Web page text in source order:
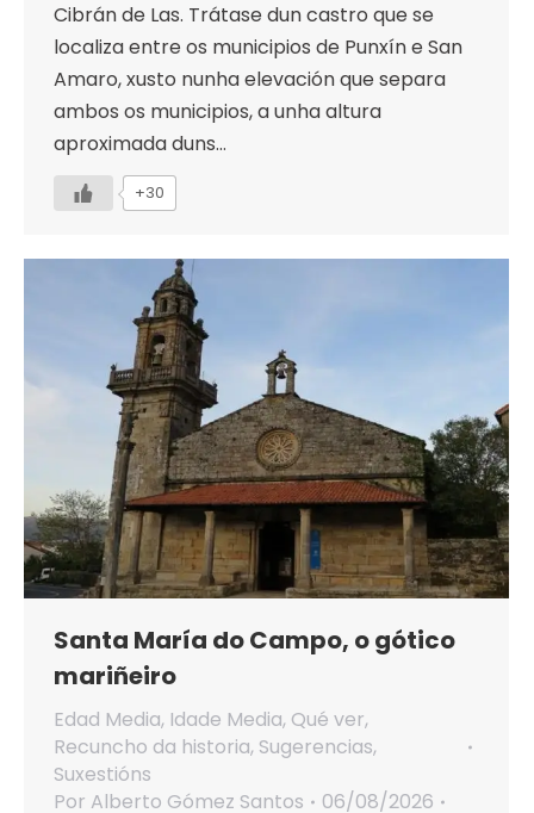
Cibrán de Las. Trátase dun castro que se
localiza entre os municipios de Punxín e San
Amaro, xusto nunha elevación que separa
ambos os municipios, a unha altura
aproximada duns…
+30
Santa María do Campo, o gótico
mariñeiro
Edad Media, Idade Media, Qué ver,
Recuncho da historia, Sugerencias,
Suxestións
Por Alberto Gómez Santos 06/08/2026